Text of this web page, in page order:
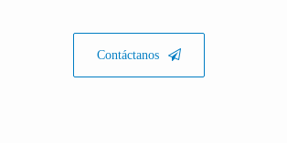
Contáctanos